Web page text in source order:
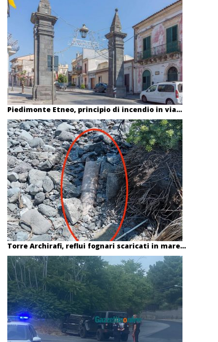
Piedimonte Etneo, principio di incendio in via...
Torre Archirafi, reflui fognari scaricati in mare...